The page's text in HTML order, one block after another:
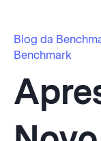
Blog da
Benchmark